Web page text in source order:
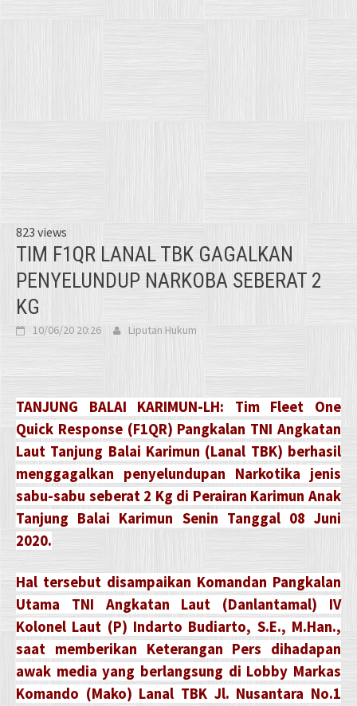
823 views
TIM F1QR LANAL TBK GAGALKAN
PENYELUNDUP NARKOBA SEBERAT 2
KG
10/06/20 20:26 Liputan Hukum
TANJUNG BALAI KARIMUN-LH: Tim Fleet One
Quick Response (F1QR) Pangkalan TNI Angkatan
Laut Tanjung Balai Karimun (Lanal TBK) berhasil
menggagalkan penyelundupan Narkotika jenis
sabu-sabu seberat 2 Kg di Perairan Karimun Anak
Tanjung Balai Karimun Senin Tanggal 08 Juni
2020.
Hal tersebut disampaikan Komandan Pangkalan
Utama TNI Angkatan Laut (Danlantamal) IV
Kolonel Laut (P) Indarto Budiarto, S.E., M.Han.,
saat memberikan Keterangan Pers dihadapan
awak media yang berlangsung di Lobby Markas
Komando (Mako) Lanal TBK Jl. Nusantara No.1